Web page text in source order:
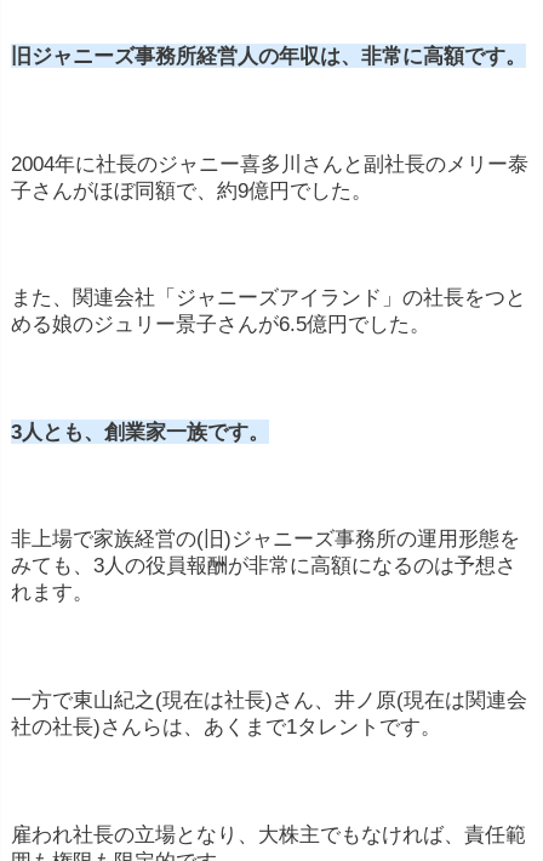
旧ジャニーズ事務所経営人の年収は、非常に高額です。
2004年に社長のジャニー喜多川さんと副社長のメリー泰
子さんがほぼ同額で、約9億円でした。
また、関連会社「ジャニーズアイランド」の社長をつと
める娘のジュリー景子さんが6.5億円でした。
3人とも、創業家一族です。
非上場で家族経営の(旧)ジャニーズ事務所の運用形態を
みても、3人の役員報酬が非常に高額になるのは予想さ
れます。
一方で東山紀之(現在は社長)さん、井ノ原(現在は関連会
社の社長)さんらは、あくまで1タレントです。
雇われ社長の立場となり、大株主でもなければ、責任範